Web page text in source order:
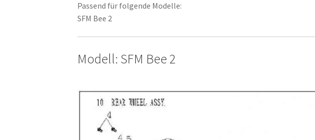
Passend für folgende Modelle:
SFM Bee 2
Modell: SFM Bee 2